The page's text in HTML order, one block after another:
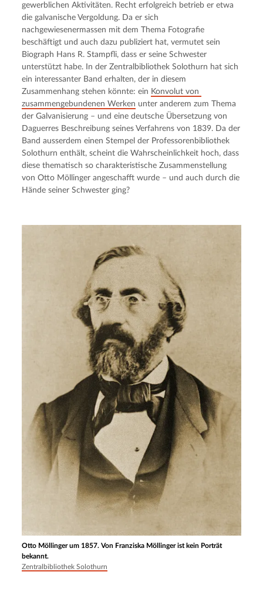
gewerblichen Aktivitäten. Recht erfolgreich betrieb er etwa
die galvanische Vergoldung. Da er sich
nachgewiesenermassen mit dem Thema Fotografie
beschäftigt und auch dazu publiziert hat, vermutet sein
Biograph Hans R. Stampfli, dass er seine Schwester
unterstützt habe. In der Zentralbibliothek Solothurn hat sich
ein interessanter Band erhalten, der in diesem
Zusammenhang stehen könnte: ein Konvolut von
zusammengebundenen Werken unter anderem zum Thema
der Galvanisierung – und eine deutsche Übersetzung von
Daguerres Beschreibung seines Verfahrens von 1839. Da der
Band ausserdem einen Stempel der Professorenbibliothek
Solothurn enthält, scheint die Wahrscheinlichkeit hoch, dass
diese thematisch so charakteristische Zusammenstellung
von Otto Möllinger angeschafft wurde – und auch durch die
Hände seiner Schwester ging?
Otto Möllinger um 1857. Von Franziska Möllinger ist kein Porträt
bekannt.
Zentralbibliothek Solothurn